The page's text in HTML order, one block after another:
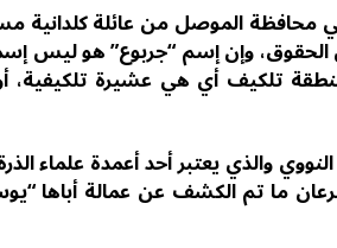
عام١٩٧١ في بلدة تلكيف في محافظة الموصل من عائلة
الحقوق، وإن إسم “جربوع” هو ليس
تلكيف أي هي عشيرة تلكيفية،
والذي يعتبر أحد أعمدة علماء
ما تم الكشف عن عمالة أباها